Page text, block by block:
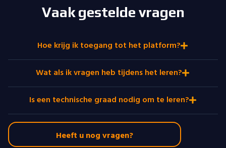
Vaak gestelde vragen
Hoe krijg ik toegang tot het platform?
Wat als ik vragen heb tijdens het leren?
Is een technische graad nodig om te leren?
Heeft u nog vragen?